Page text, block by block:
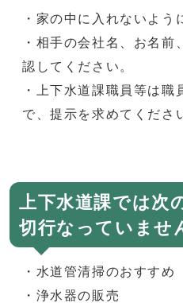
・家の中に入れないよう
・相手の会社名、お名
認してください。
・上下水道課職員等は
で、提示を求めてくださ
上下水道課では次
切行なっていませ
・水道管清掃のおすすめ
・浄水器の販売